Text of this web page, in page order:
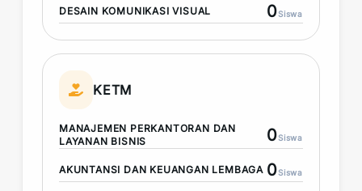
DESAIN KOMUNIKASI VISUAL 0Siswa
KETM
MANAJEMEN PERKANTORAN DAN
LAYANAN BISNIS
0Siswa
AKUNTANSI DAN KEUANGAN LEMBAGA 0Siswa